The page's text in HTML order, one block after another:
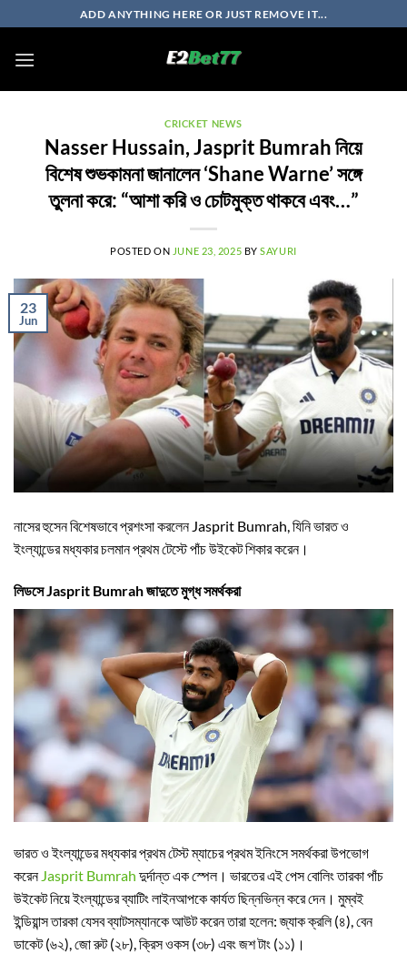
to
content
ADD ANYTHING HERE OR JUST REMOVE IT...
CRICKET NEWS
Nasser Hussain, Jasprit Bumrah নিয়ে
বিশেষ শুভকামনা জানালেন ‘Shane Warne’ সঙ্গে
তুলনা করে: “আশা করি ও চোটমুক্ত থাকবে এবং…”
POSTED ON JUNE 23, 2025 BYSAYURI
23
Jun
নাসের হুসেন বিশেষভাবে প্রশংসা করলেন Jasprit Bumrah, যিনি ভারত ও
ইংল্যান্ডের মধ্যকার চলমান প্রথম টেস্টে পাঁচ উইকেট শিকার করেন।
লিডসে Jasprit Bumrah জাদুতে মুগ্ধ সমর্থকরা
ভারত ও ইংল্যান্ডের মধ্যকার প্রথম টেস্ট ম্যাচের প্রথম ইনিংসে সমর্থকরা উপভোগ
করেন Jasprit Bumrah দুর্দান্ত এক স্পেল। ভারতের এই পেস বোলিং তারকা পাঁচ
উইকেট নিয়ে ইংল্যান্ডের ব্যাটিং লাইনআপকে কার্যত ছিন্নভিন্ন করে দেন। মুম্বই
ইন্ডিয়ান্স তারকা যেসব ব্যাটসম্যানকে আউট করেন তারা হলেন: জ্যাক ক্রলি (৪), বেন
ডাকেট (৬২), জো রুট (২৮), ক্রিস ওকস (৩৮) এবং জশ টাং (১১)।